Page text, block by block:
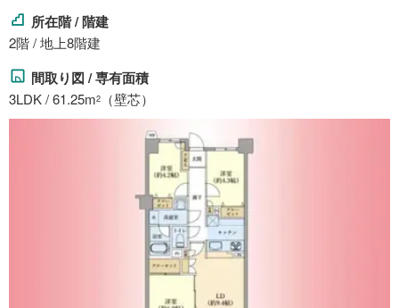
所在階 / 階建
2階 / 地上8階建
間取り図 / 専有面積
3LDK / 61.25m2 （壁芯）